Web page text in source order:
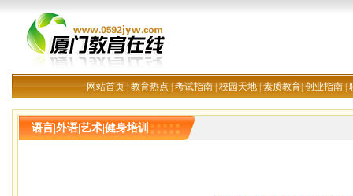
网站首页|教育热点|考试指南|校园天地|素质教育|创业指南|
语言|外语|艺术|健身培训